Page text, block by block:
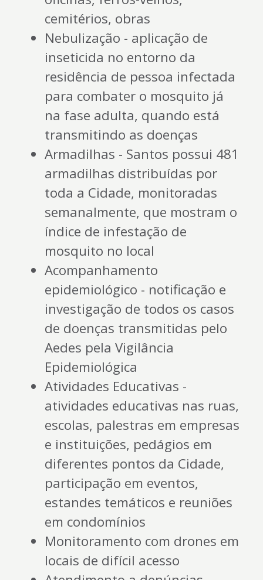
cemitérios, obras
Nebulização - aplicação de
inseticida no entorno da
residência de pessoa infectada
para combater o mosquito já
na fase adulta, quando está
transmitindo as doenças
Armadilhas - Santos possui 481
armadilhas distribuídas por
toda a Cidade, monitoradas
semanalmente, que mostram o
índice de infestação de
mosquito no local
Acompanhamento
epidemiológico - notificação e
investigação de todos os casos
de doenças transmitidas pelo
Aedes pela Vigilância
Epidemiológica
Atividades Educativas -
atividades educativas nas ruas,
escolas, palestras em empresas
e instituições, pedágios em
diferentes pontos da Cidade,
participação em eventos,
estandes temáticos e reuniões
em condomínios
Monitoramento com drones em
locais de difícil acesso